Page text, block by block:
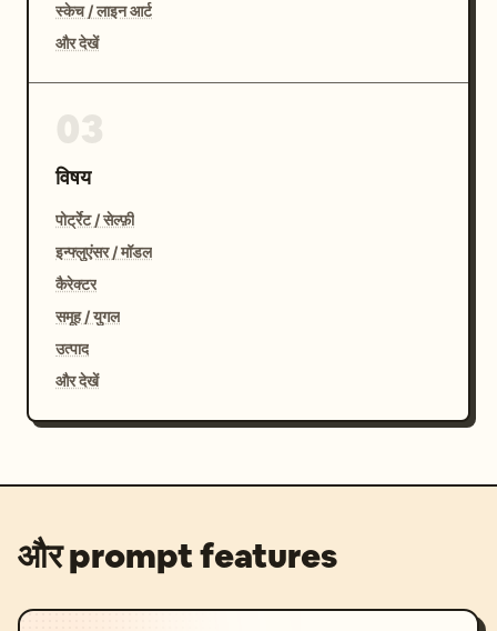
स्केच / लाइन आर्ट
और देखें
विषय
पोर्ट्रेट / सेल्फ़ी
इन्फ्लुएंसर / मॉडल
कैरेक्टर
समूह / युगल
उत्पाद
और देखें
और prompt features